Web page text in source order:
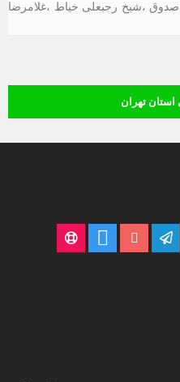
صدوق ،شیخ رجبعلی خیاط ،غلامرضا
استان تهران